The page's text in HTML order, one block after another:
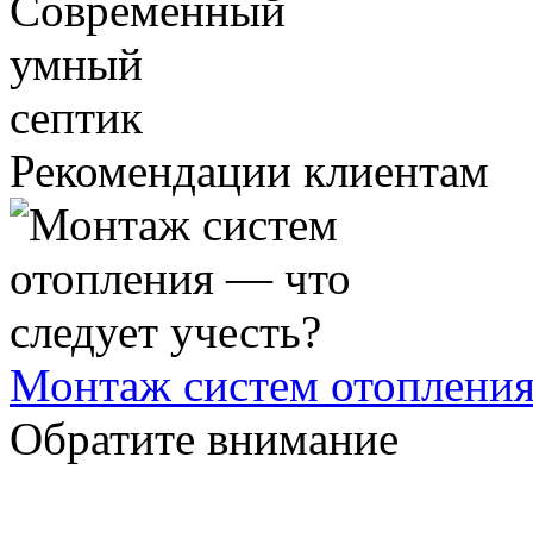
Рекомендации клиентам
Монтаж систем
Обратите внимание